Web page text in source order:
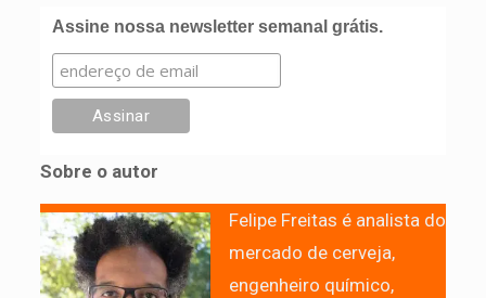
Assine nossa newsletter semanal grátis.
Sobre o autor
Felipe Freitas é analista do
mercado de cerveja,
engenheiro químico,